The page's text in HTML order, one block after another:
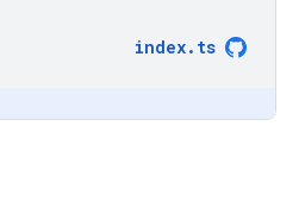
index. ts